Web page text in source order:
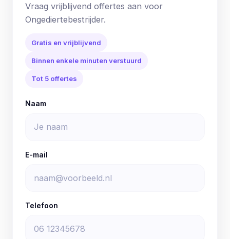
Vraag vrijblijvend offertes aan voor
Ongediertebestrijder.
Gratis en vrijblijvend
Binnen enkele minuten verstuurd
Tot 5 offertes
Naam
E-mail
Telefoon